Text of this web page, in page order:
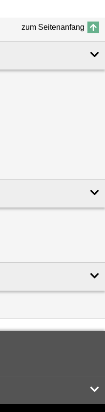
zum Seitenanfang